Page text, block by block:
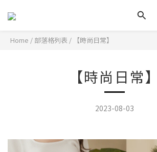
Home / 部落格列表 / 【時尚日常】
【時尚日常】
2023-08-03